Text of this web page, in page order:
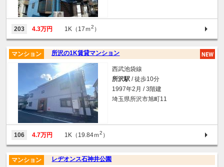
203 4.3万円 1K（17ｍ2 ）
所沢の1K賃貸マンション
マンション
西武池袋線
所沢駅 / 徒歩10分
1997年2月 / 3階建
埼玉県所沢市旭町11
106 4.7万円 1K（19.84ｍ2 ）
レヂオンス石神井公園
マンション